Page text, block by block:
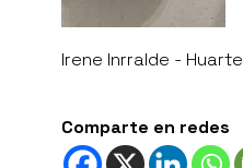
Irene Inrralde - Huarte
Comparte en redes